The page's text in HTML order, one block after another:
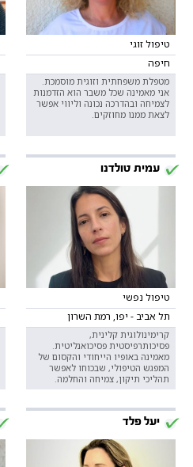
טיפול זוגי
חיפה
מטפלת משפחתית וזוגית מוסמכת.
אני מאמינה שכל משבר הוא הזדמנות
לצמיחה ובהדרכה נכונה וליווי אפשר
לצאת ממנו מחוזקים.
עמית טולדנו
טיפול נפשי
תל אביב - יפו, רמת השרון
קרימינולוגית קלינית,
פסיכותרפיסטית פסיכואנליטית.
מאמינה באופיו הייחודי והקסום של
המפגש הטיפולי, שבכוחו לאפשר
תהליכי תיקון, צמיחה והחלמה.
יעל פלד